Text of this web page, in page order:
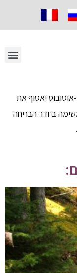
יאסוף את
בחדר הבריחה